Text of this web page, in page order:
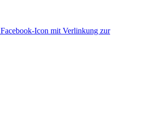
Facebook-Icon mit Verlinkung zur